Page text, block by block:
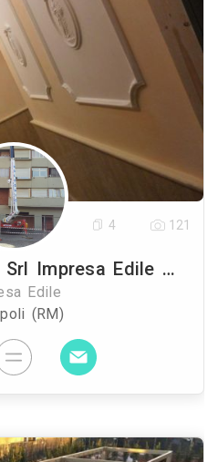
F.d.m. Costruzioni Srl Impresa Edile A Roma
Edile
(RM)
4 121